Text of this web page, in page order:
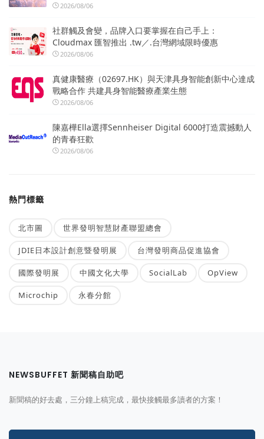
2026/08/06
社群觸及會變，品牌入口要掌握在自己手上：
Cloudmax 匯智推出 .tw／.台灣網域限時優惠
2026/08/06
真健康醫療（02697.HK）與天津具身智能創新中心達成
戰略合作 共建具身智能醫療產業生態
2026/08/06
陳嘉樺Ella選擇Sennheiser Digital 6000打造震撼動人
的青春狂歡
2026/08/06
熱門標籤
北市圖 世界發明智慧財產聯盟總會
JDIE日本設計創意暨發明展 台灣發明商品促進協會
國際發明展 中國文化大學 SocialLab OpView
Microchip 永春分館
NEWSBUFFET 新聞稿自助吧
新聞稿的好去處，三分鐘上稿完成，最快接觸最多讀者的方案！